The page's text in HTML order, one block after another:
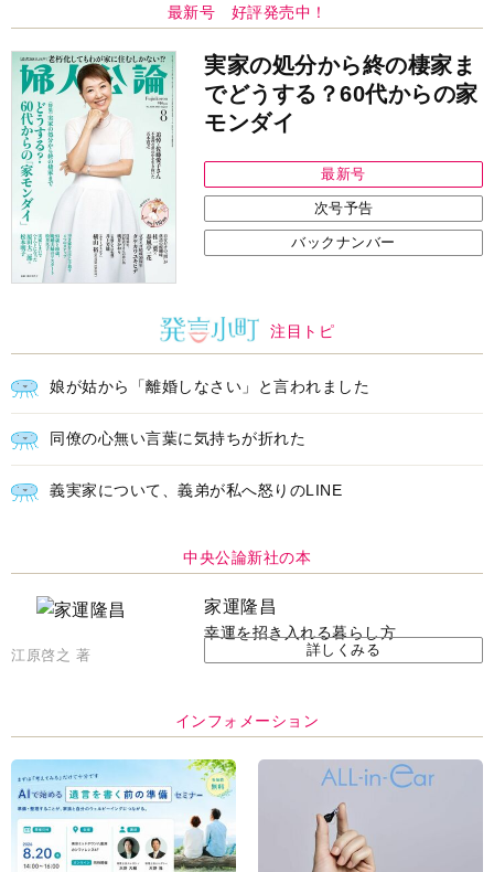
最新号 好評発売中！
実家の処分から終の棲家ま
でどうする？60代からの家
モンダイ
最新号
次号予告
バックナンバー
注目トピ
娘が姑から「離婚しなさい」と言われました
同僚の心無い言葉に気持ちが折れた
義実家について、義弟が私へ怒りのLINE
中央公論新社の本
家運隆昌
幸運を招き入れる暮らし方
江原啓之 著 詳しくみる
インフォメーション